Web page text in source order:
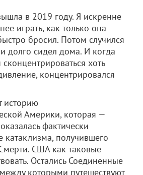
в 2019 году. Я искренне
играть, как только она
бросил. Потом случился
долго сидел дома. И когда
хоть
концентрировался
историю
Америки, которая —
фактически
катаклизма, получившего
США как таковые
Остались Соединенные
которыми путешествуют